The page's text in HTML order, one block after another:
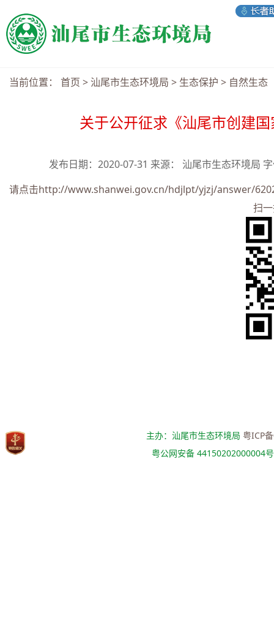
当前位置： 首页 > 汕尾市生态环境局 > 生态保护 > 自然生态
关于公开征求《汕尾市创建
发布日期：2020-07-31 来源： 汕尾市生态环境局
请点击http://www.shanwei.gov.cn/hdjlpt/yjzj/answer/
扫
主办：汕尾市生态环境局粤ICP
粤公网安备 44150202000004号